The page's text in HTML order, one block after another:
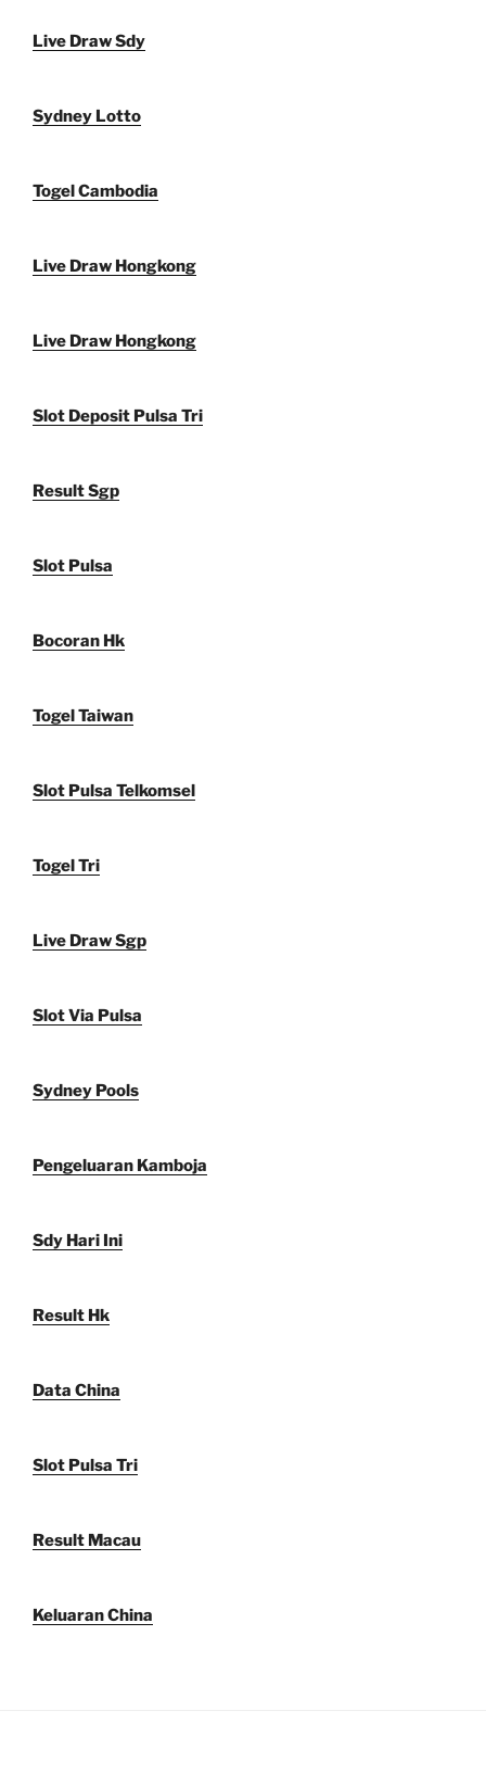
Live Draw Sdy
Sydney Lotto
Togel Cambodia
Live Draw Hongkong
Live Draw Hongkong
Slot Deposit Pulsa Tri
Result Sgp
Slot Pulsa
Bocoran Hk
Togel Taiwan
Slot Pulsa Telkomsel
Togel Tri
Live Draw Sgp
Slot Via Pulsa
Sydney Pools
Pengeluaran Kamboja
Sdy Hari Ini
Result Hk
Data China
Slot Pulsa Tri
Result Macau
Keluaran China